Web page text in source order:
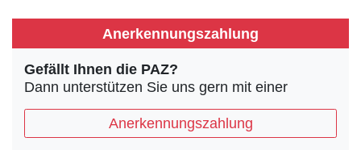
Anerkennungszahlung
Gefällt Ihnen die PAZ?
Dann unterstützen Sie uns gern mit einer
Anerkennungszahlung